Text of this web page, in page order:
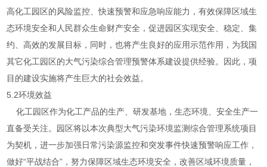
高化工园区的风险监控、快速预警和应急响应能力，有效保障区域生
态环境安全和人民群众生命财产安全，促进园区实现安全、稳定、集
约、高效的发展目标，同时，也将产生良好的应用示范作用，为我国
其它化工园区的大气污染综合管理预警体系建设提供经验。因此，项
目的建设实施将产生巨大的社会效益。
5.2环境效益
化工园区作为化工产品的生产、研发基地，生态环境、安全生产一
直备受关注。园区将以本次典型大气污染环境监测综合管理系统项目
为契机，进一步加强日常污染源监控和突发事件快速预警响应工作，
做好“平战结合”，努力保障区域生态环境安全，改善区域环境质量，